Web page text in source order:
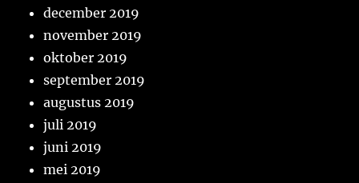
december 2019
november 2019
oktober 2019
september 2019
augustus 2019
juli 2019
juni 2019
mei 2019